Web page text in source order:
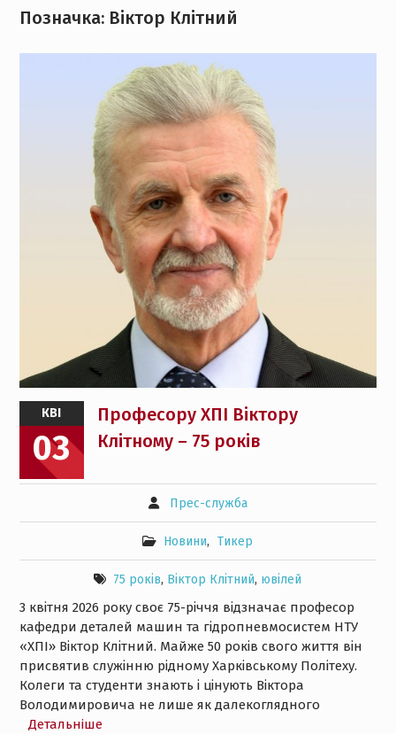
Позначка: Віктор Клітний
КВІ
03
Професору ХПІ Віктору
Клітному – 75 років
Прес-служба
Новини, Тикер
75 років, Віктор Клітний, ювілей
3 квітня 2026 року своє 75-річчя відзначає професор
кафедри деталей машин та гідропневмосистем НТУ
«ХПІ» Віктор Клітний. Майже 50 років свого життя він
присвятив служінню рідному Харківському Політеху.
Колеги та студенти знають і цінують Віктора
Володимировича не лише як далекоглядного
Детальнiше